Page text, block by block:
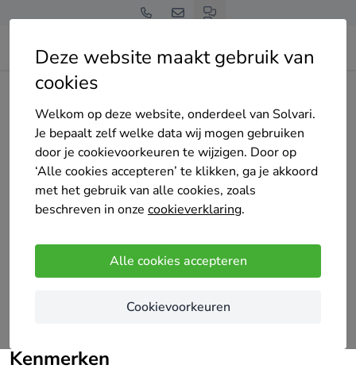
Deze website maakt gebruik van
cookies
Welkom op deze website, onderdeel van Solvari.
Je bepaalt zelf welke data wij mogen gebruiken
door je cookievoorkeuren te wijzigen. Door op
‘Alle cookies accepteren’ te klikken, ga je akkoord
met het gebruik van alle cookies, zoals
beschreven in onze cookieverklaring.
Alle cookies accepteren
Cookievoorkeuren
Home Bedrijven overzicht
BOURINY Khalid
professioneel te ondersteunen. Neem vandaag nog
Kenmerken